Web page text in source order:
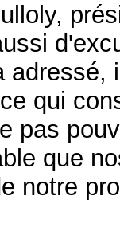
adressé,
qui
pas
que
notre